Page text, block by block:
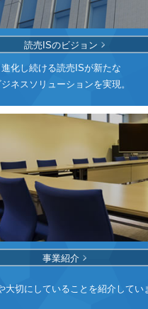
読売ISのビジョン
進化し続ける読売ISが新たな
ジネスソリューションを実現。
事業紹介
大切にしていることを紹介してい